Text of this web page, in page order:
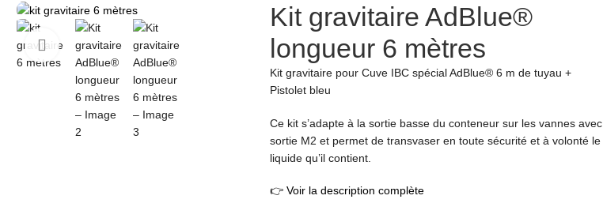
Kit gravitaire AdBlue®
longueur 6 mètres
Kit gravitaire pour Cuve IBC spécial AdBlue® 6 m de tuyau +
Pistolet bleu
Ce kit s’adapte à la sortie basse du conteneur sur les vannes avec
sortie M2 et permet de transvaser en toute sécurité et à volonté le
liquide qu’il contient.
👉 Voir la description complète